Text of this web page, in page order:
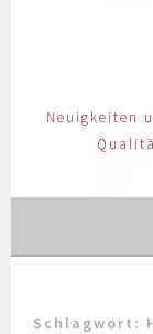
Neuigkeiten
Schlagwort: